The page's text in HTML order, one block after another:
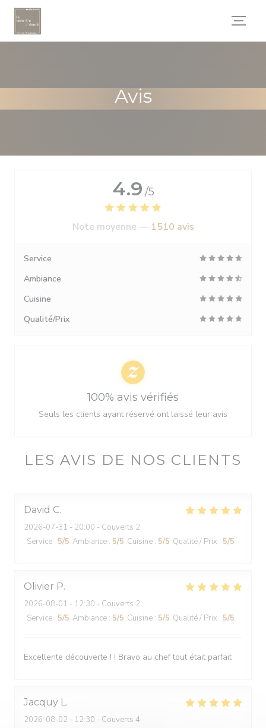
Personnalisation de vos choix en matière de cookies
Avis
LES AVIS DE NOS CLIENTS
David C
2026-07-31 - 20:00 - Couverts 2
Service : 5/5 Ambiance : 5/5 Cuisine : 5/5 Qualité / Prix : 5/5
Olivier P
2026-08-01 - 12:30 - Couverts 2
Service : 5/5 Ambiance : 5/5 Cuisine : 5/5 Qualité / Prix : 5/5
Excellente découverte ! ! Bravo au chef tout était parfait
Jacquy L
2026-08-02 - 12:30 - Couverts 4
4.9 /5
Note moyenne — 1510 avis
Service
Ambiance
Cuisine
Qualité/Prix
100% avis vérifiés
Seuls les clients ayant réservé ont laissé leur avis